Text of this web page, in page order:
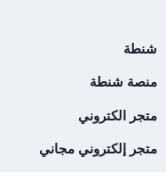
شنطة
منصة شنطة
متجر الكتروني
متجر إلكتروني مجاني